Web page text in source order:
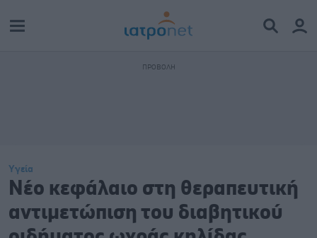
Υγεία
Νέο κεφάλαιο στη θεραπευτική
αντιμετώπιση του διαβητικού